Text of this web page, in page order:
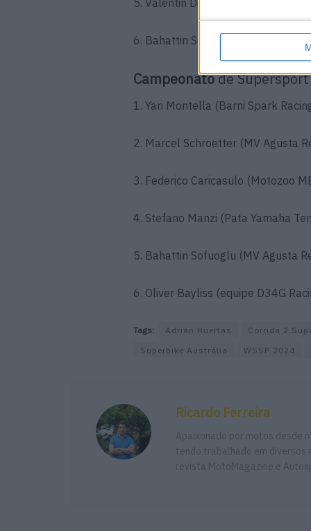
6. Bahattin Sofuoglu (MV Agusta
Campeonatode Supersport
1. Yari Montella (Barni Spark
2. Marcel Schroetter (MV Agusta
3. Federico Caricasulo (Motozoo
4. Stefano Manzi (Pata Yamaha
5. Bahattin Sofuoglu (MV Agusta
6. Oliver Bayliss (equipe D34G
Tags: Adrian Huertas Corrida 2
Superbike Austrália
WSSP 2024
Ricardo Ferreira
Apaixonado por motos desde
tendo trabalhado em diversos
revista MotoMagazine e